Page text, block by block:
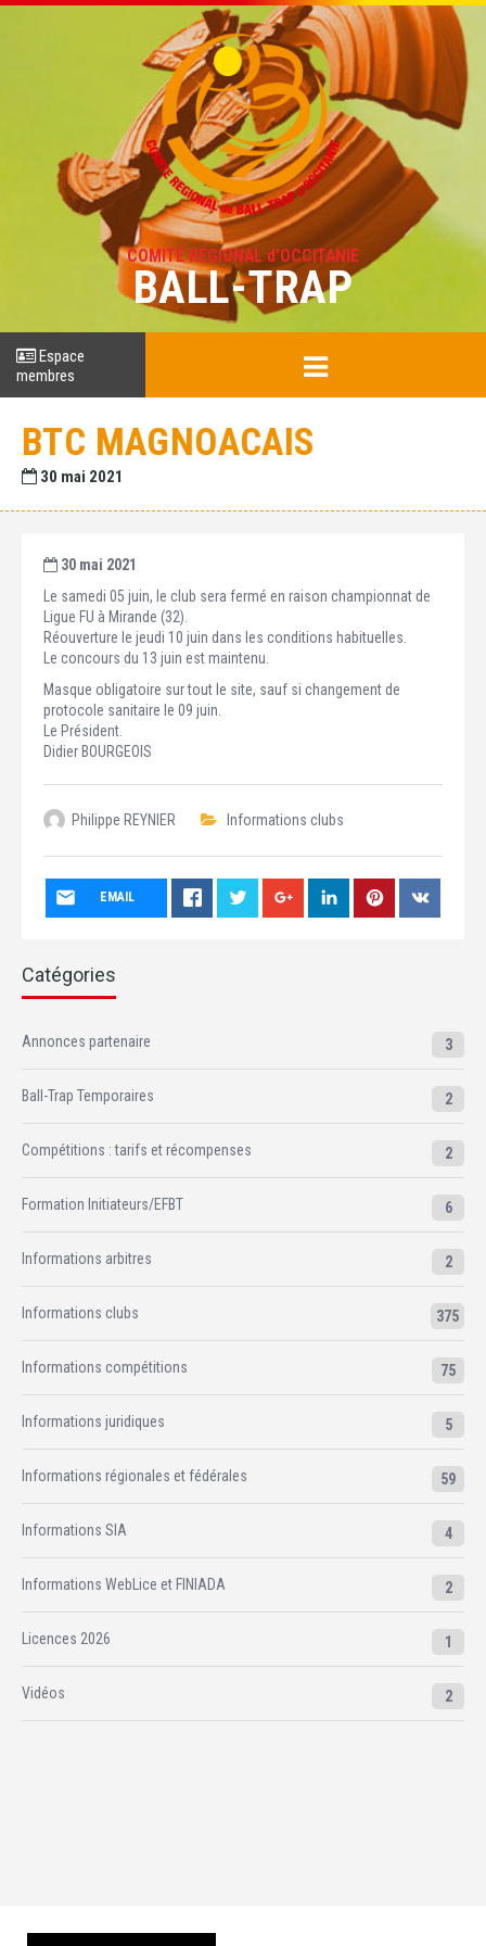
COMITÉ RÉGIONAL d'OCCITANIE
BALL-TRAP
Espace
membres
BTC MAGNOACAIS
30 mai 2021
30 mai 2021
Le samedi 05 juin, le club sera fermé en raison championnat de
Ligue FU à Mirande (32).
Réouverture le jeudi 10 juin dans les conditions habituelles.
Le concours du 13 juin est maintenu.
Masque obligatoire sur tout le site, sauf si changement de
protocole sanitaire le 09 juin.
Le Président.
Didier BOURGEOIS
Philippe REYNIER Informations clubs
EMAIL
Catégories
Annonces partenaire 3
Ball-Trap Temporaires 2
Compétitions : tarifs et récompenses 2
Formation Initiateurs/EFBT 6
Informations arbitres 2
Informations clubs 375
Informations compétitions 75
Informations juridiques 5
Informations régionales et fédérales 59
Informations SIA 4
Informations WebLice et FINIADA 2
Licences 2026 1
Vidéos 2